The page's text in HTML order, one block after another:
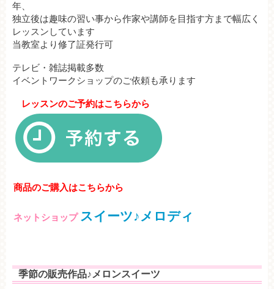
年、
独立後は趣味の習い事から作家や講師を目指す方まで幅広く
レッスンしています
当教室より修了証発行可
テレビ・雑誌掲載多数
イベントワークショップのご依頼も承ります
レッスンのご予約はこちらから
商品のご購入はこちらから
ネットショップ スイーツ♪メロディ
季節の販売作品♪メロンスイーツ